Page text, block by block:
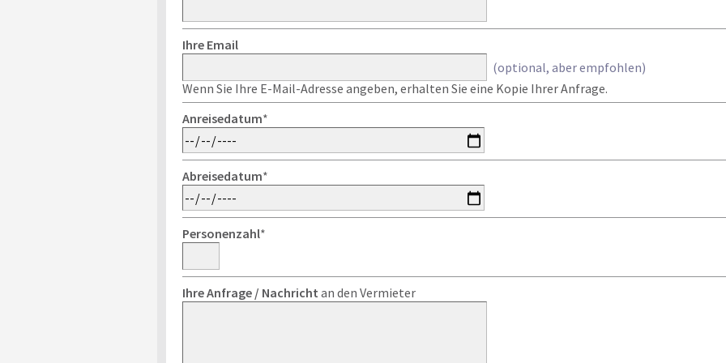
Ihre Email
(optional, aber empfohlen)
Wenn Sie Ihre E-Mail-Adresse angeben, erhalten Sie eine Kopie Ihrer Anfrage.
Anreisedatum*
Abreisedatum*
Personenzahl*
Ihre Anfrage / Nachricht an den Vermieter